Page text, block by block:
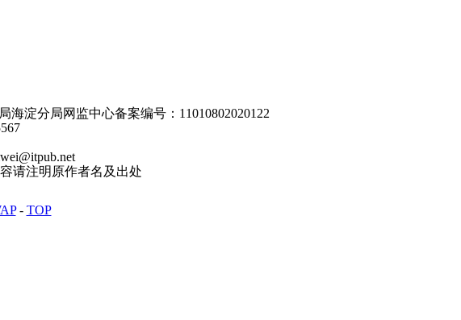
海淀分局网监中心备案编号：11010802020122
请注明原作者名及出处
- TOP